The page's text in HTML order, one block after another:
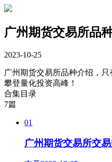
广州期货交易所品
2023-10-25
广州期货交易所品种介绍，
攀登量化投资高峰！
合集目录
7篇
01
广州期货交易所交易